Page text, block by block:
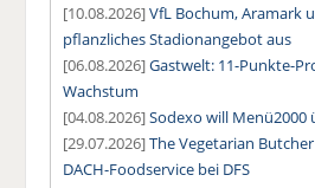
[10.08.2026]VfL Bochum, Aramark
pflanzliches Stadionangebot aus
[06.08.2026]Gastwelt: 11-Punkte-
Wachstum
[04.08.2026]Sodexo will Menü2000
[29.07.2026]The Vegetarian
DACH-Foodservice bei DFS